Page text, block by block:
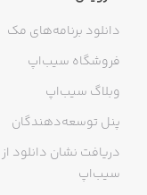
دانلود برنامه‌های مک
فروشگاه سیب‌اپ
وبلاگ سیب‌اپ
پنل توسعه‌دهندگان
دریافت نشان دانلود از
سیب‌اپ